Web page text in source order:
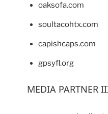
oaksofa.com
soultacohtx.com
capishcaps.com
gpsyfl.org
MEDIA PARTNER